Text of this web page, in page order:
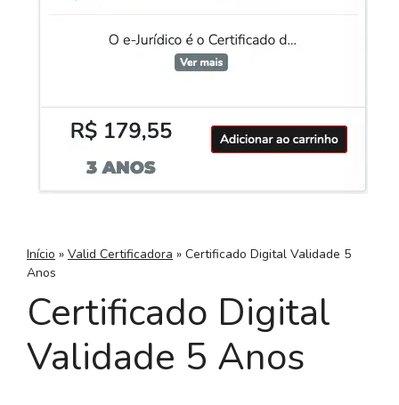
Início » Valid Certificadora » Certificado Digital Validade 5
Anos
Certificado Digital
Validade 5 Anos